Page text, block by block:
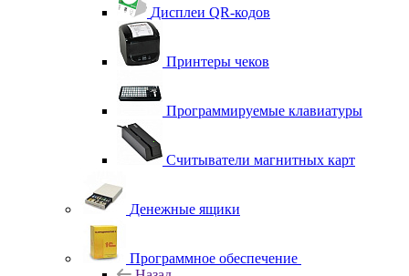
Дисплеи QR-кодов
Принтеры чеков
Программируемые клавиатуры
Считыватели магнитных карт
Денежные ящики
Программное обеспечение